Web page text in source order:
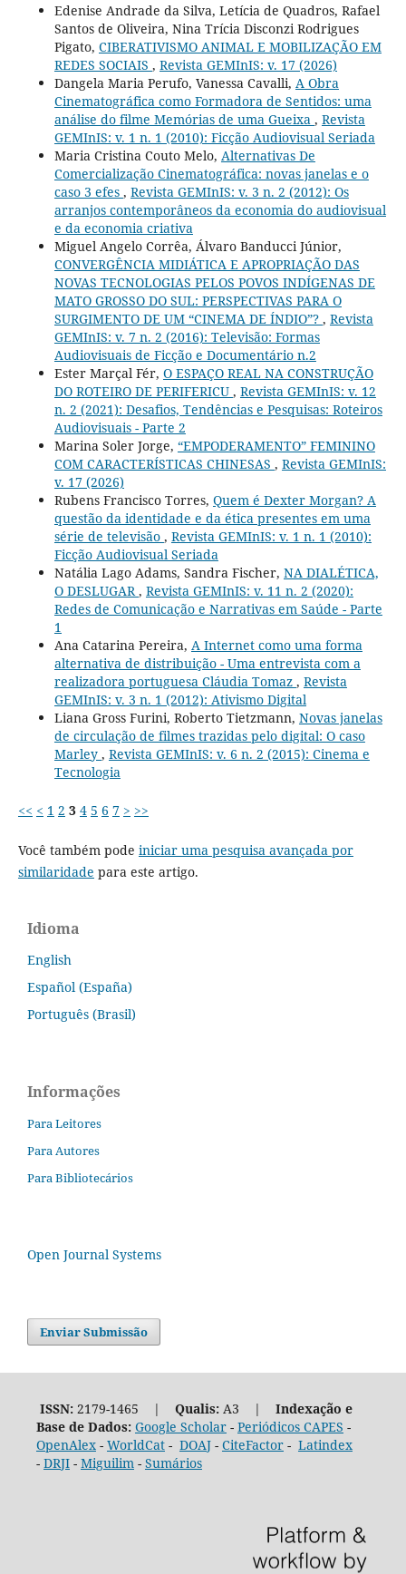
Edenise Andrade da Silva, Letícia de Quadros, Rafael
Santos de Oliveira, Nina Trícia Disconzi Rodrigues
Pigato, CIBERATIVISMO ANIMAL E MOBILIZAÇÃO EM
REDES SOCIAIS , Revista GEMInIS: v. 17 (2026)
Dangela Maria Perufo, Vanessa Cavalli, A Obra
Cinematográfica como Formadora de Sentidos: uma
análise do filme Memórias de uma Gueixa , Revista
GEMInIS: v. 1 n. 1 (2010): Ficção Audiovisual Seriada
Maria Cristina Couto Melo, Alternativas De
Comercialização Cinematográfica: novas janelas e o
caso 3 efes , Revista GEMInIS: v. 3 n. 2 (2012): Os
arranjos contemporâneos da economia do audiovisual
e da economia criativa
Miguel Angelo Corrêa, Álvaro Banducci Júnior,
CONVERGÊNCIA MIDIÁTICA E APROPRIAÇÃO DAS
NOVAS TECNOLOGIAS PELOS POVOS INDÍGENAS DE
MATO GROSSO DO SUL: PERSPECTIVAS PARA O
SURGIMENTO DE UM “CINEMA DE ÍNDIO”? , Revista
GEMInIS: v. 7 n. 2 (2016): Televisão: Formas
Audiovisuais de Ficção e Documentário n.2
Ester Marçal Fér, O ESPAÇO REAL NA CONSTRUÇÃO
DO ROTEIRO DE PERIFERICU , Revista GEMInIS: v. 12
n. 2 (2021): Desafios, Tendências e Pesquisas: Roteiros
Audiovisuais - Parte 2
Marina Soler Jorge, “EMPODERAMENTO” FEMININO
COM CARACTERÍSTICAS CHINESAS , Revista GEMInIS:
v. 17 (2026)
Rubens Francisco Torres, Quem é Dexter Morgan? A
questão da identidade e da ética presentes em uma
série de televisão , Revista GEMInIS: v. 1 n. 1 (2010):
Ficção Audiovisual Seriada
Natália Lago Adams, Sandra Fischer, NA DIALÉTICA,
O DESLUGAR, Revista GEMInIS: v. 11 n. 2 (2020):
Redes de Comunicação e Narrativas em Saúde - Parte
1
Ana Catarina Pereira, A Internet como uma forma
alternativa de distribuição - Uma entrevista com a
realizadora portuguesa Cláudia Tomaz , Revista
GEMInIS: v. 3 n. 1 (2012): Ativismo Digital
Liana Gross Furini, Roberto Tietzmann, Novas janelas
de circulação de filmes trazidas pelo digital: O caso
Marley , Revista GEMInIS: v. 6 n. 2 (2015): Cinema e
Tecnologia
<< < 1 2 3 4 5 6 7 > >>
Você também pode iniciar uma pesquisa avançada por
similaridade para este artigo.
Idioma
English
Español (España)
Português (Brasil)
Informações
Para Leitores
Para Autores
Para Bibliotecários
Open Journal Systems
Enviar Submissão
ISSN:2179-1465 | Qualis:A3 | Indexação e
Base de Dados: Google Scholar- Periódicos CAPES -
OpenAlex- WorldCat- DOAJ- CiteFactor- Latindex
- DRJI- Miguilim - Sumários